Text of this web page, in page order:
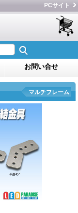
PCサイト
お問い合せ
マルチフレーム